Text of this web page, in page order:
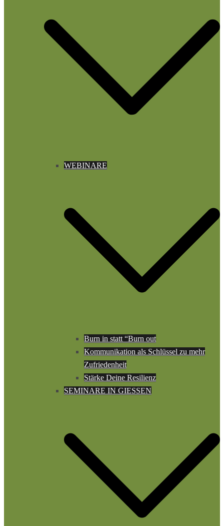
WEBINARE
Burn in statt “Burn out
Kommunikation als Schlüssel zu mehr
Zufriedenheit
Stärke Deine Resilienz
SEMINARE IN GIESSEN